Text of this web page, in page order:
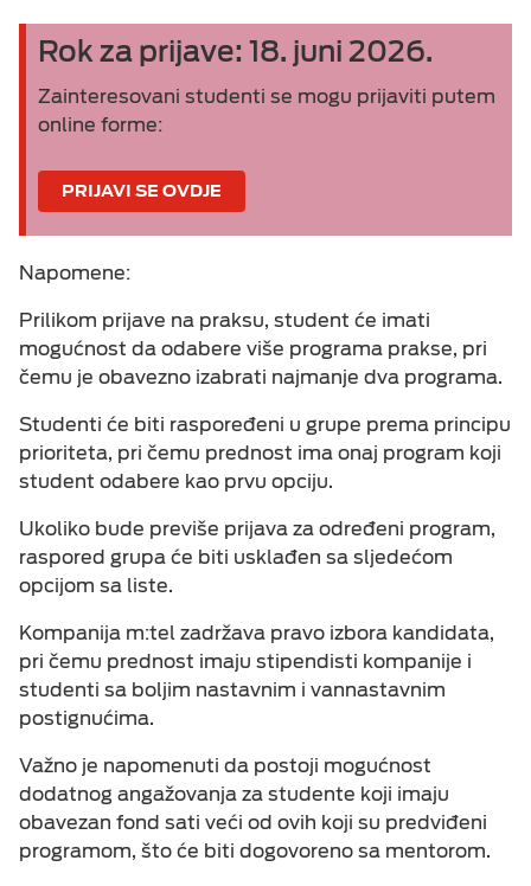
Rok za prijave: 18. juni 2026.
Zainteresovani studenti se mogu prijaviti putem
online forme:
PRIJAVI SE OVDJE
Napomene:
Prilikom prijave na praksu, student će imati
mogućnost da odabere više programa prakse, pri
čemu je obavezno izabrati najmanje dva programa.
Studenti će biti raspoređeni u grupe prema principu
prioriteta, pri čemu prednost ima onaj program koji
student odabere kao prvu opciju.
Ukoliko bude previše prijava za određeni program,
raspored grupa će biti usklađen sa sljedećom
opcijom sa liste.
Kompanija m:tel zadržava pravo izbora kandidata,
pri čemu prednost imaju stipendisti kompanije i
studenti sa boljim nastavnim i vannastavnim
postignućima.
Važno je napomenuti da postoji mogućnost
dodatnog angažovanja za studente koji imaju
obavezan fond sati veći od ovih koji su predviđeni
programom, što će biti dogovoreno sa mentorom.